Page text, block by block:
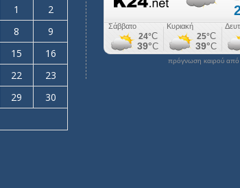
1
2
8
9
15
16
22
23
29
30
πρόγνωση καιρού